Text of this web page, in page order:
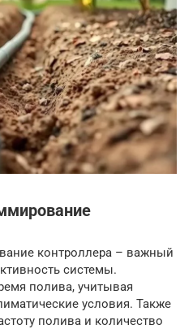
контроллера – важный
системы.
полива, учитывая
условия. Также
полива и количество